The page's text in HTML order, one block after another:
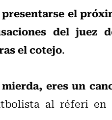
el
del juez
el cotejo.
eres un
al réferi en